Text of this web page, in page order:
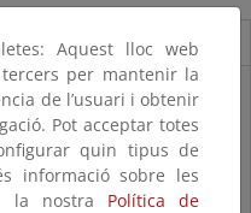
Patrón de las especies
Aquest lloc web
per mantenir la
de l’usuari i obtenir
Pot acceptar totes
quin tipus de
informació sobre les
la nostra Política de